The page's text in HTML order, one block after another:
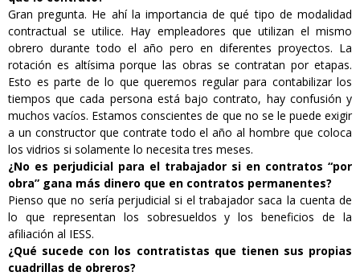
Gran pregunta. He ahí la importancia de qué tipo de modalidad
contractual se utilice. Hay empleadores que utilizan el mismo
obrero durante todo el año pero en diferentes proyectos. La
rotación es altísima porque las obras se contratan por etapas.
Esto es parte de lo que queremos regular para contabilizar los
tiempos que cada persona está bajo contrato, hay confusión y
muchos vacíos. Estamos conscientes de que no se le puede exigir
a un constructor que contrate todo el año al hombre que coloca
los vidrios si solamente lo necesita tres meses.
¿No es perjudicial para el trabajador si en contratos “por
obra” gana más dinero que en contratos permanentes?
Pienso que no sería perjudicial si el trabajador saca la cuenta de
lo que representan los sobresueldos y los beneficios de la
afiliación al IESS.
¿Qué sucede con los contratistas que tienen sus propias
cuadrillas de obreros?